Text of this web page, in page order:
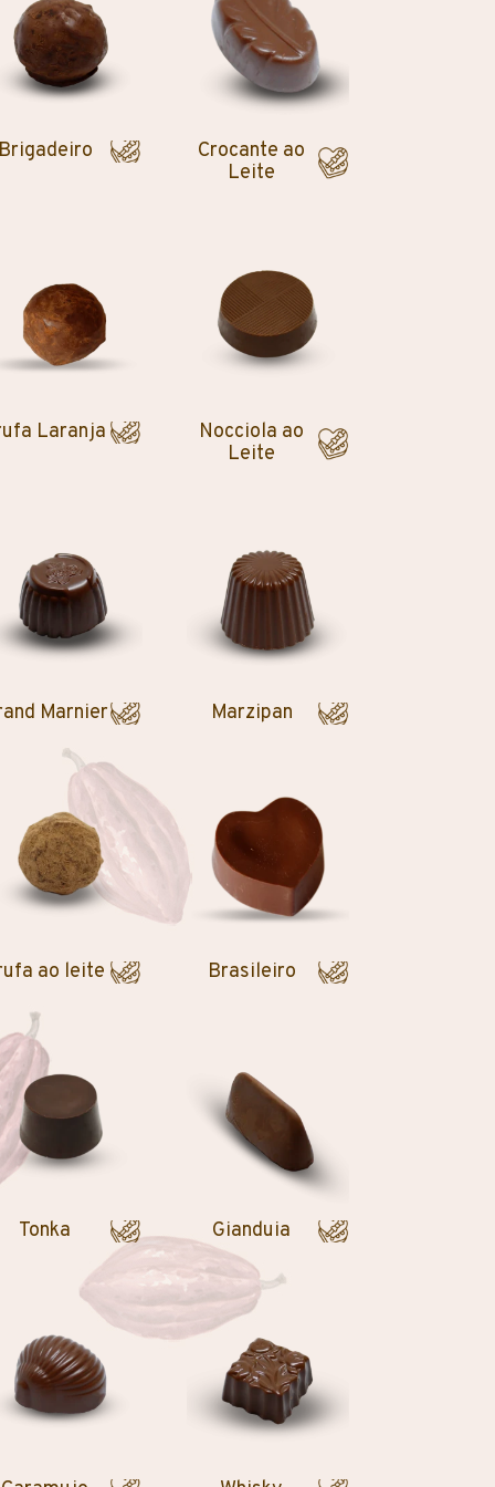
Crocante ao
Leite
Laranja
Nocciola ao
Leite
Marnier Marzipan
ao leite Brasileiro
Tonka Gianduia